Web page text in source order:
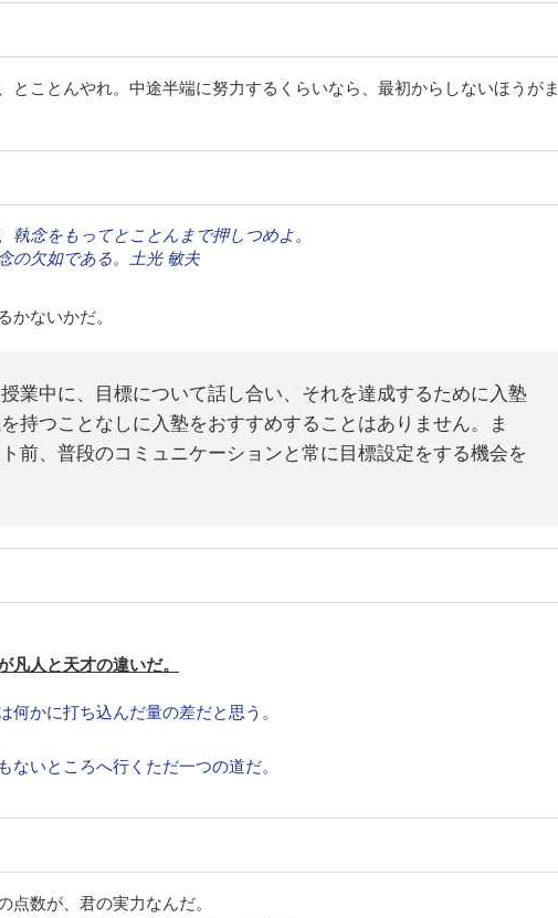
とことんやれ。中途半端に努力するくらいなら、最初からしないほうがま
執念をもってとことんまで押しつめよ。
の欠如である。土光 敏夫
かないかだ。
業中に、目標について話し合い、それを達成するために入塾
持つことなしに入塾をおすすめすることはありません。ま
前、普段のコミュニケーションと常に目標設定をする機会を
凡人と天才の違いだ。
かに打ち込んだ量の差だと思う。
いところへ行くただ一つの道だ。
点数が、君の実力なんだ。